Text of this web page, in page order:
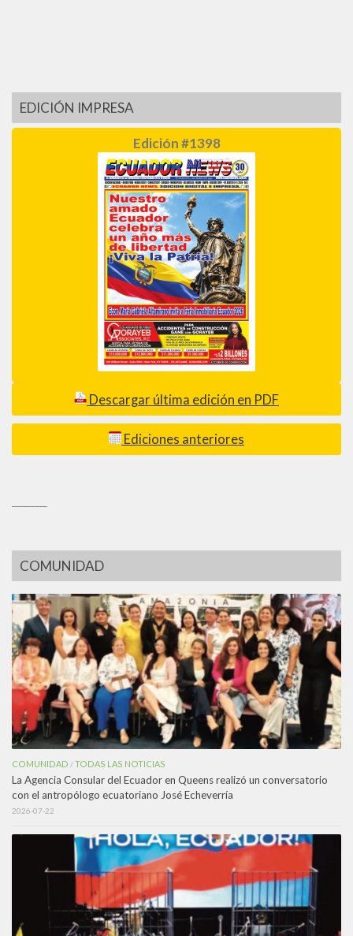
EDICIÓN IMPRESA
Edición #1398
Descargar última edición en PDF
Ediciones anteriores
COMUNIDAD
COMUNIDAD /TODAS LAS NOTICIAS
La Agencia Consular del Ecuador en Queens realizó un conversatorio
con el antropólogo ecuatoriano José Echeverría
2026-07-22